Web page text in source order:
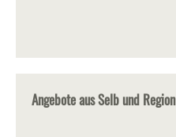
Angebote aus Selb und Region